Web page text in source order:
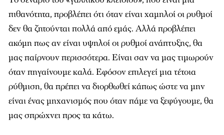
δεν θα ζητούνται πολλά από εμάς. Αλλά προβλέπει
ακόμη πως αν είναι υψηλοί οι ρυθμοί ανάπτυξης, θα
μας παίρνουν περισσότερα. Είναι σαν να μας τιμωρούν
όταν πηγαίνουμε καλά. Εφόσον επιλεγεί μια τέτοια
ρύθμιση, θα πρέπει να διορθωθεί κάπως ώστε να μην
είναι ένας μηχανισμός που όταν πάμε να ξεφύγουμε, θα
μας σπρώχνει προς τα κάτω.
Οι στόχοι για υψηλά πρωτογενή πλεονάσματα